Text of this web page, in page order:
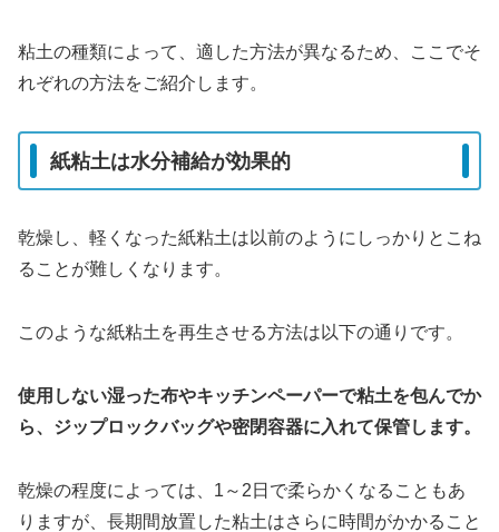
粘土の種類によって、適した方法が異なるため、ここでそ
れぞれの方法をご紹介します。
紙粘土は水分補給が効果的
乾燥し、軽くなった紙粘土は以前のようにしっかりとこね
ることが難しくなります。
このような紙粘土を再生させる方法は以下の通りです。
使用しない湿った布やキッチンペーパーで粘土を包んでか
ら、ジップロックバッグや密閉容器に入れて保管します。
乾燥の程度によっては、1～2日で柔らかくなることもあ
りますが、長期間放置した粘土はさらに時間がかかること